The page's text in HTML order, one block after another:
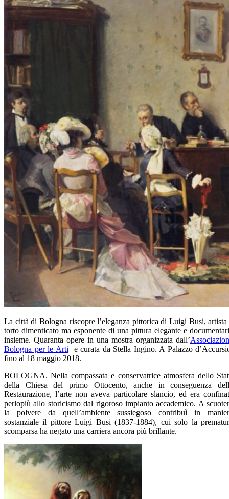
La città di Bologna riscopre l’eleganza pittorica di Luigi Busi, artista
torto dimenticato ma esponente di una pittura elegante e
insieme. Quaranta opere in una mostra organizzata dall’
Bologna per le Arti e curata da Stella Ingino. A Palazzo
fino al 18 maggio 2018.
BOLOGNA. Nella compassata e conservatrice atmosfera dello
della Chiesa del primo Ottocento, anche in conseguenza
Restaurazione, l’arte non aveva particolare slancio, ed era
perlopiù allo storicismo dal rigoroso impianto accademico. A
la polvere da quell’ambiente sussiegoso contribuì in
sostanziale il pittore Luigi Busi (1837-1884), cui solo la
scomparsa ha negato una carriera ancora più brillante.